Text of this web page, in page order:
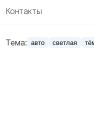
Контакты
Тема: авто светлая